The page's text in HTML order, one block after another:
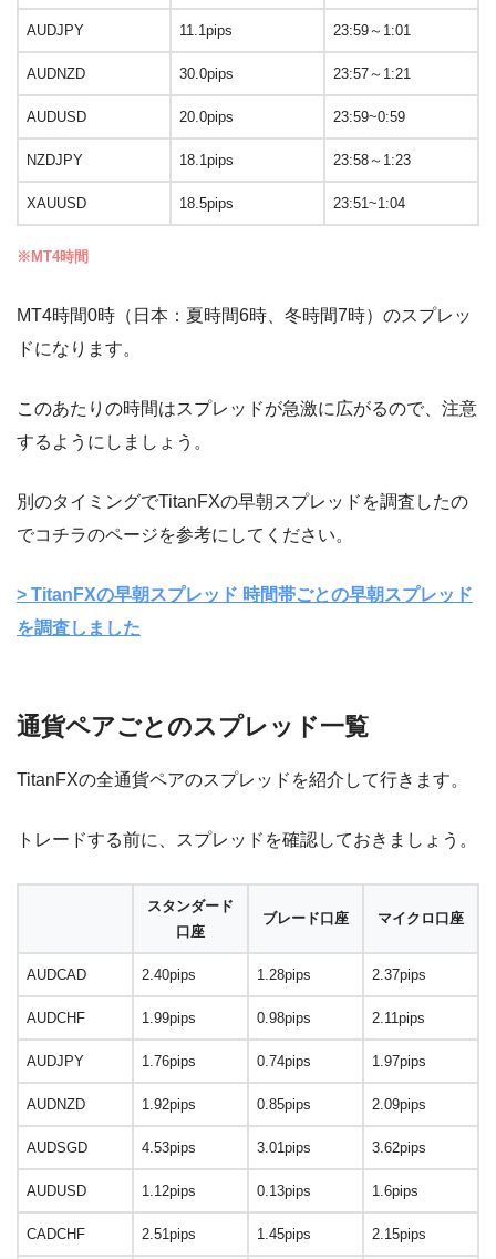
AUDJPY 11.1pips 23:59～1:01
AUDNZD 30.0pips 23:57～1:21
AUDUSD 20.0pips 23:59~0:59
NZDJPY 18.1pips 23:58～1:23
XAUUSD 18.5pips 23:51~1:04
※MT4時間
MT4時間0時（日本：夏時間6時、冬時間7時）のスプレッ
ドになります。
このあたりの時間はスプレッドが急激に広がるので、注意
するようにしましょう。
別のタイミングでTitanFXの早朝スプレッドを調査したの
でコチラのページを参考にしてください。
> TitanFXの早朝スプレッド 時間帯ごとの早朝スプレッド
を調査しました
通貨ペアごとのスプレッド一覧
TitanFXの全通貨ペアのスプレッドを紹介して行きます。
トレードする前に、スプレッドを確認しておきましょう。
スタンダード
口座
ブレード口座 マイクロ口座
AUDCAD 2.40pips 1.28pips 2.37pips
AUDCHF 1.99pips 0.98pips 2.11pips
AUDJPY 1.76pips 0.74pips 1.97pips
AUDNZD 1.92pips 0.85pips 2.09pips
AUDSGD 4.53pips 3.01pips 3.62pips
AUDUSD 1.12pips 0.13pips 1.6pips
CADCHF 2.51pips 1.45pips 2.15pips